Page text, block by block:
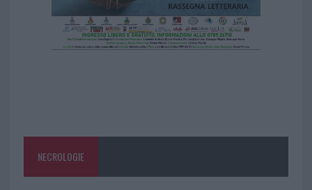
NECROLOGIE